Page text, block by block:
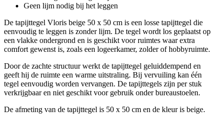
Geen lijm nodig bij het leggen
De tapijttegel Vloris beige 50 x 50 cm is een losse tapijttegel die
eenvoudig te leggen is zonder lijm. De tegel wordt los geplaatst op
een vlakke ondergrond en is geschikt voor ruimtes waar extra
comfort gewenst is, zoals een logeerkamer, zolder of hobbyruimte.
Door de zachte structuur werkt de tapijttegel geluiddempend en
geeft hij de ruimte een warme uitstraling. Bij vervuiling kan één
tegel eenvoudig worden vervangen. De tapijttegels zijn per stuk
verkrijgbaar en niet geschikt voor gebruik onder bureaustoelen.
De afmeting van de tapijttegel is 50 x 50 cm en de kleur is beige.